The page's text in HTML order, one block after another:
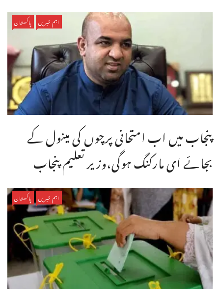
اہم خبریں پاکستان
پنجاب میں اب امتحانی پرچوں کی مینول کے
بجائے ای مارکنگ ہوگی،وزیر تعلیم پنجاب
اہم خبریں پاکستان